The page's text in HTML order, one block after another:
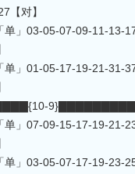
【对】
单」03-05-07-09-11-13-
单」01-05-17-19-21-31-
单」07-09-15-17-19-21-
单」03-05-07-17-19-23-